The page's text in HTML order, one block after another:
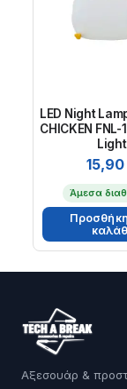
LED Night
CHICKEN
Light
15,90
Άμεσα
Αξεσουάρ &